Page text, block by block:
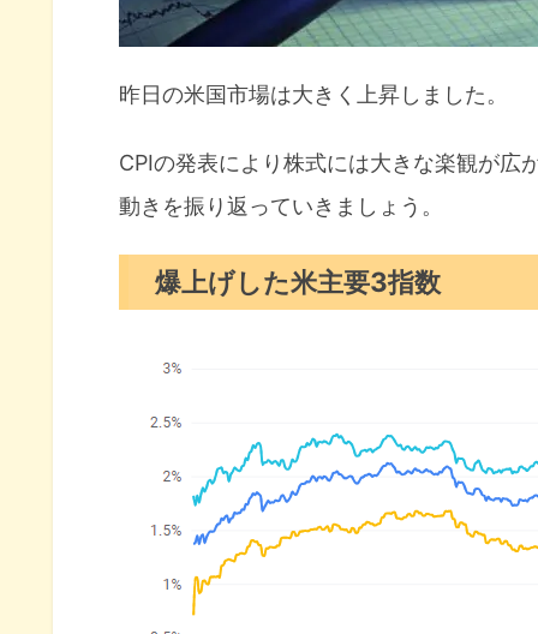
まとめ
昨日の米国市場は大きく上昇しました。
CPIの発表により株式には大きな楽観が広
動きを振り返っていきましょう。
爆上げした米主要3指数